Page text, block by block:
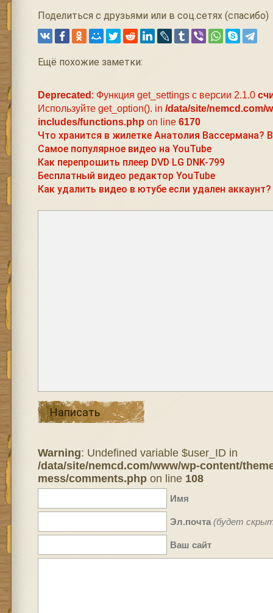
Поделиться с друзьями или в соц.сетях (спасибо)
Ещё похожие заметки:
Deprecated : Функция get_settings с версии 2.1.0
Используйте get_option(). in /data/site/nemcd.com/
includes/functions.php on line 6170
Что хранится в жилетке Анатолия Вассермана?
Самое популярное видео на YouTube
Как перепрошить плеер DVD LG DNK-799
Бесплатный видео редактор YouTube
Как удалить видео в ютубе если удален аккаунт?
Написать
Warning: Undefined variable $user_ID in
/data/site/nemcd.com/www/wp-content/
mess/comments.phpon line 108
Имя
Эл.почта (будет
Ваш сайт